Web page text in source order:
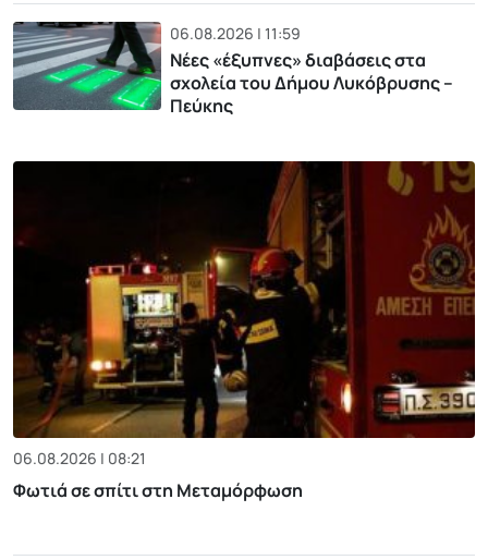
06.08.2026 | 11:59
Νέες «έξυπνες» διαβάσεις στα
σχολεία του Δήμου Λυκόβρυσης –
Πεύκης
06.08.2026 | 08:21
Φωτιά σε σπίτι στη Μεταμόρφωση